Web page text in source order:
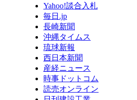
Yahoo!談合入札
毎日.jp
長崎新聞
沖縄タイムス
琉球新報
西日本新聞
産経ニュース
時事ドットコム
読売オンライン